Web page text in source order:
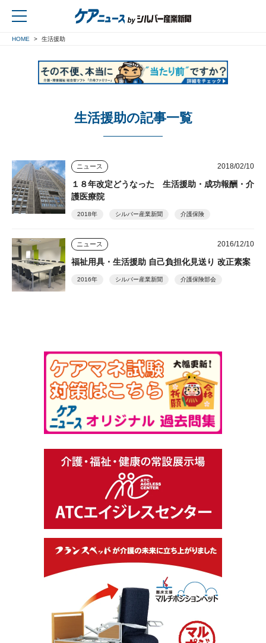
HOME 生活援助
生活援助の記事一覧
ニュース 2018/02/10
１８年改定どうなった 生活援助・成功報酬・介
護医療院
2018年 シルバー産業新聞 介護保険
ニュース 2016/12/10
福祉用具・生活援助 自己負担化見送り 改正素案
2016年 シルバー産業新聞 介護保険部会